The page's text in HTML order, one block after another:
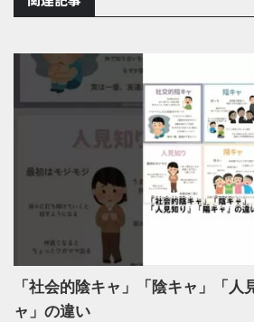
「社会的陰キャ」「陰キャ」「人
ャ」の違い